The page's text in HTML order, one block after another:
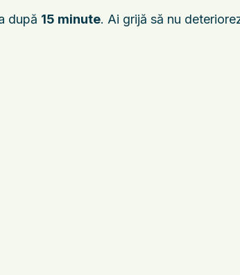
după 15 minute. Ai grijă să nu